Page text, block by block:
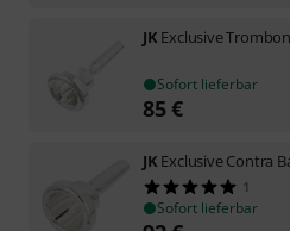
JK Exclusive
Sofort lieferbar
85€
JK Exclusive Contra
1
Sofort lieferbar